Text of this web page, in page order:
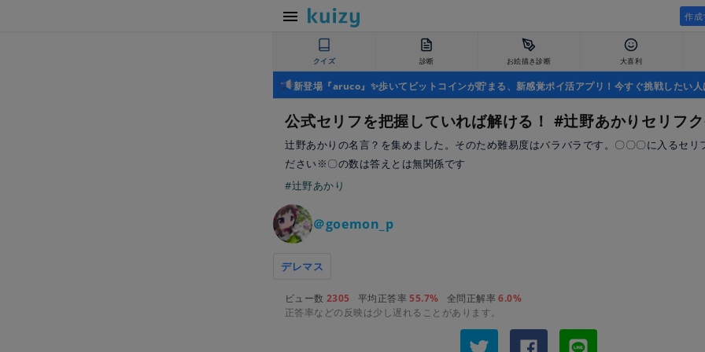
作成
クイズ 診断 お絵描き診断 大喜利
新登場『aruco』✨歩いてビットコインが貯まる、新感覚ポイ活アプリ！今すぐ挑戦したい人
公式セリフを把握していれば解ける！ #辻野あかりセリフ
辻野あかりの名言？を集めました。そのため難易度はバラバラです。〇〇〇に入るセリ
ださい※〇の数は答えとは無関係です
#辻野あかり
＠goemon_p
デレマス
ビュー数 2305 平均正答率55.7% 全問正解率6.0%
正答率などの反映は少し遅れることがあります。